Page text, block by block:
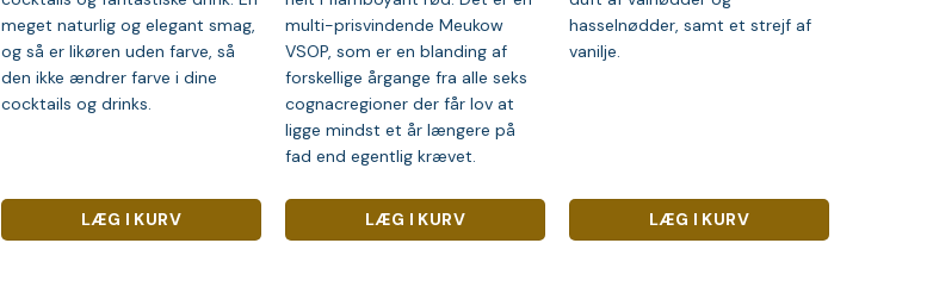
meget naturlig og elegant smag,
og så er likøren uden farve, så
den ikke ændrer farve i dine
cocktails og drinks.
LÆG I KURV
multi-prisvindende Meukow
VSOP, som er en blanding af
forskellige årgange fra alle seks
cognacregioner der får lov at
ligge mindst et år længere på
fad end egentlig krævet.
LÆG I KURV
hasselnødder, samt et strejf af
vanilje.
LÆG I KURV